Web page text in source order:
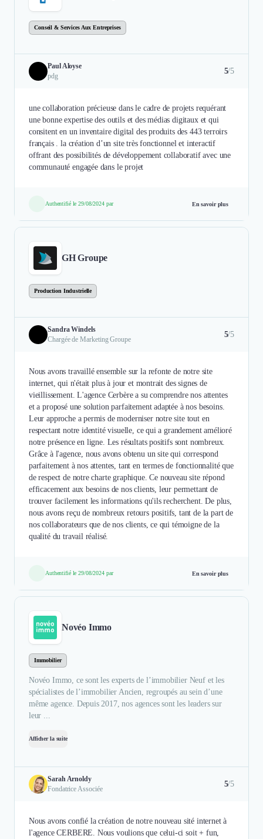
Conseil & Services Aux Entreprises
Paul Aloyse
pdg
5/5
une collaboration précieuse dans le cadre de projets requérant
une bonne expertise des outils et des médias digitaux et qui
consitent en un inventaire digital des produits des 443 terroirs
français . la création d’un site très fonctionnel et interactif
offrant des possibilités de développement collaboratif avec une
communauté engagée dans le projet
Authentifié le 29/08/2024 par En savoir plus
GH Groupe
Production Industrielle
Sandra Windels
Chargée de Marketing Groupe
5/5
Nous avons travaillé ensemble sur la refonte de notre site
internet, qui n'était plus à jour et montrait des signes de
vieillissement. L'agence Cerbère a su comprendre nos attentes
et a proposé une solution parfaitement adaptée à nos besoins.
Leur approche a permis de moderniser notre site tout en
respectant notre identité visuelle, ce qui a grandement amélioré
notre présence en ligne. Les résultats positifs sont nombreux.
Grâce à l'agence, nous avons obtenu un site qui correspond
parfaitement à nos attentes, tant en termes de fonctionnalité que
de respect de notre charte graphique. Ce nouveau site répond
efficacement aux besoins de nos clients, leur permettant de
trouver facilement les informations qu'ils recherchent. De plus,
nous avons reçu de nombreux retours positifs, tant de la part de
nos collaborateurs que de nos clients, ce qui témoigne de la
qualité du travail réalisé.
Authentifié le 29/08/2024 par En savoir plus
Novéo Immo
Immobilier
Novéo Immo, ce sont les experts de l’immobilier Neuf et les
spécialistes de l’immobilier Ancien, regroupés au sein d’une
même agence. Depuis 2017, nos agences sont les leaders sur
leur ...
Afficher la suite
Sarah Arnoldy
Fondatrice Associée
5/5
Nous avons confié la création de notre nouveau sité internet à
l'agence CERBERE. Nous voulions que celui-ci soit + fun,